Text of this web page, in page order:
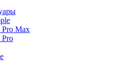
Pro Max
Pro